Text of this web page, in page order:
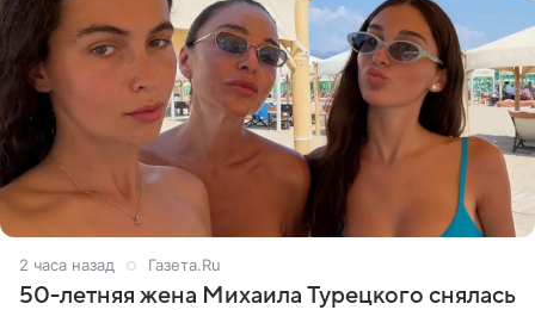
2 часа назад Газета.Ru
50-летняя жена Михаила Турецкого снялась